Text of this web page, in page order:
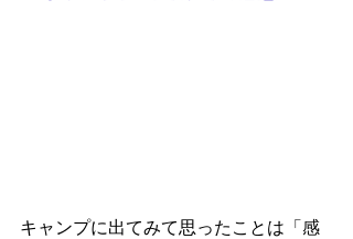
キャンプに出てみて思ったことは「感